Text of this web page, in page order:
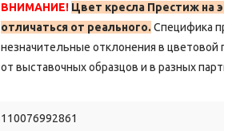
ВНИМАНИЕ! Цвет кресла Престиж на
отличаться от реального. Специфика
незначительные отклонения в цветовой
от выставочных образцов и в разных
110076992861